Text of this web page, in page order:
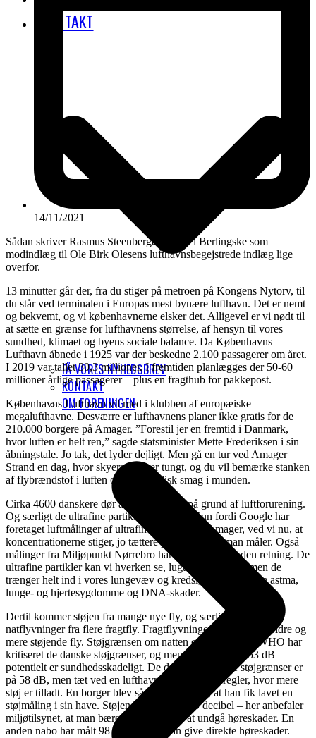
KONTAKT
FÅ VORES NYHEDSBREV
KONTAKT
OM FORENINGEN
14/11/2021
Sådan skriver Rasmus Steenberger fra SF i Berlingske som
modindlæg til Ole Birk Olesens lufthavnsbegejstrede indlæg lige
overfor.
13 minutter går der, fra du stiger på metroen på Kongens Nytorv, til
du står ved terminalen i Europas mest bynære lufthavn. Det er nemt
og bekvemt, og vi københavnerne elsker det. Alligevel er vi nødt til
at sætte en grænse for lufthavnens størrelse, af hensyn til vores
sundhed, klimaet og byens sociale balance. Da Københavns
Lufthavn åbnede i 1925 var der beskedne 2.100 passagerer om året.
I 2019 var tallet 30,3 millioner. I fremtiden planlægges der 50-60
millioner årlige passagerer – plus en fragthub for pakkepost.
Københavns Lufthavn vil med i klubben af europæiske
megalufthavne. Desværre er lufthavnens planer ikke gratis for de
210.000 borgere på Amager. ”Forestil jer en fremtid i Danmark,
hvor luften er helt ren,” sagde statsminister Mette Frederiksen i sin
åbningstale. Jo tak, det lyder dejligt. Men gå en tur ved Amager
Strand en dag, hvor skyerne ligger tungt, og du vil bemærke stanken
af flybrændstof i luften og en metallisk smag i munden.
Cirka 4600 danskere dør årligt for tidligt på grund af luftforurening.
Og særligt de ultrafine partikler er farlige. Kun fordi Google har
foretaget luftmålinger af ultrafine partikler på Amager, ved vi nu, at
koncentrationerne stiger, jo tættere på lufthavnen man måler. Også
målinger fra Miljøpunkt Nørrebro har tidligere peget den retning. De
ultrafine partikler kan vi hverken se, lugte eller smage, men de
trænger helt ind i vores lungevæv og kredsløb, og kan give astma,
lunge- og hjertesygdomme og DNA-skader.
Dertil kommer støjen fra mange nye fly, og særligt flere
natflyvninger fra flere fragtfly. Fragtflyvninger er ofte med ældre og
mere støjende fly. Støjgrænsen om natten er 80 dB, men WHO har
kritiseret de danske støjgrænser, og mener, at støj over 53 dB
potentielt er sundhedsskadeligt. De danske generelle støjgrænser er
på 58 dB, men tæt ved en lufthavn gælder andre regler, hvor mere
støj er tilladt. En borger blev så træt af larmen, at han fik lavet en
støjmåling i sin have. Støjen blev målt til 80 decibel – her anbefaler
miljøtilsynet, at man bærer høreværn for at undgå høreskader. En
anden nabo har målt 98 dB, hvilket kan give direkte høreskader.